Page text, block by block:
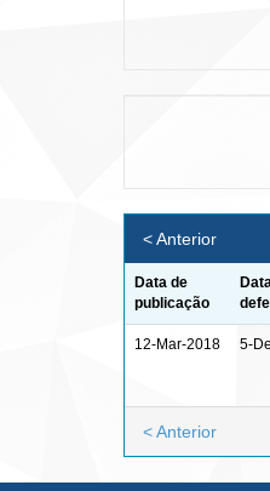
< Anterior
Data de
publicação
12-Mar-2018 5-
< Anterior